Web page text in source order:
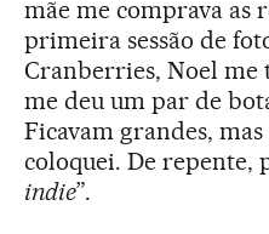
mãe me comprava as
primeira sessão de
Cranberries, Noel me
me deu um par de
Ficavam grandes, mas
coloquei. De repente,
indie”.